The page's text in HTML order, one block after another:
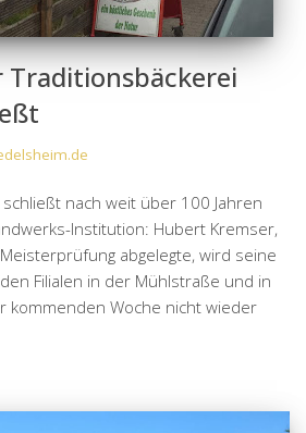
Traditionsbäckerei
nach weit über 100 Jahren
Institution: Hubert Kremser,
abgelegte, wird seine
Filialen in der Mühlstraße und in
kommenden Woche nicht wieder